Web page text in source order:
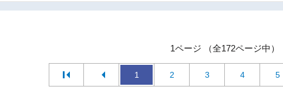
1ページ （全172ページ中）
1 2 3 4 5